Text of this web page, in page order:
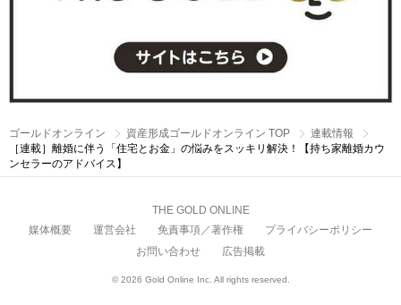
ゴールドオンライン 資産形成ゴールドオンライン TOP
連載情報
［連載］離婚に伴う「住宅とお金」の悩みをスッキリ解決！【持ち家離婚カウ
ンセラーのアドバイス】
THE GOLD ONLINE
媒体概要
運営会社 免責事項／著作権
プライバシーポリシー
お問い合わせ
広告掲載
© 2026 Gold Online Inc. All rights reserved.